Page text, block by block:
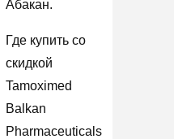
Абакан.
Где купить со
скидкой
Tamoximed
Balkan
Pharmaceuticals